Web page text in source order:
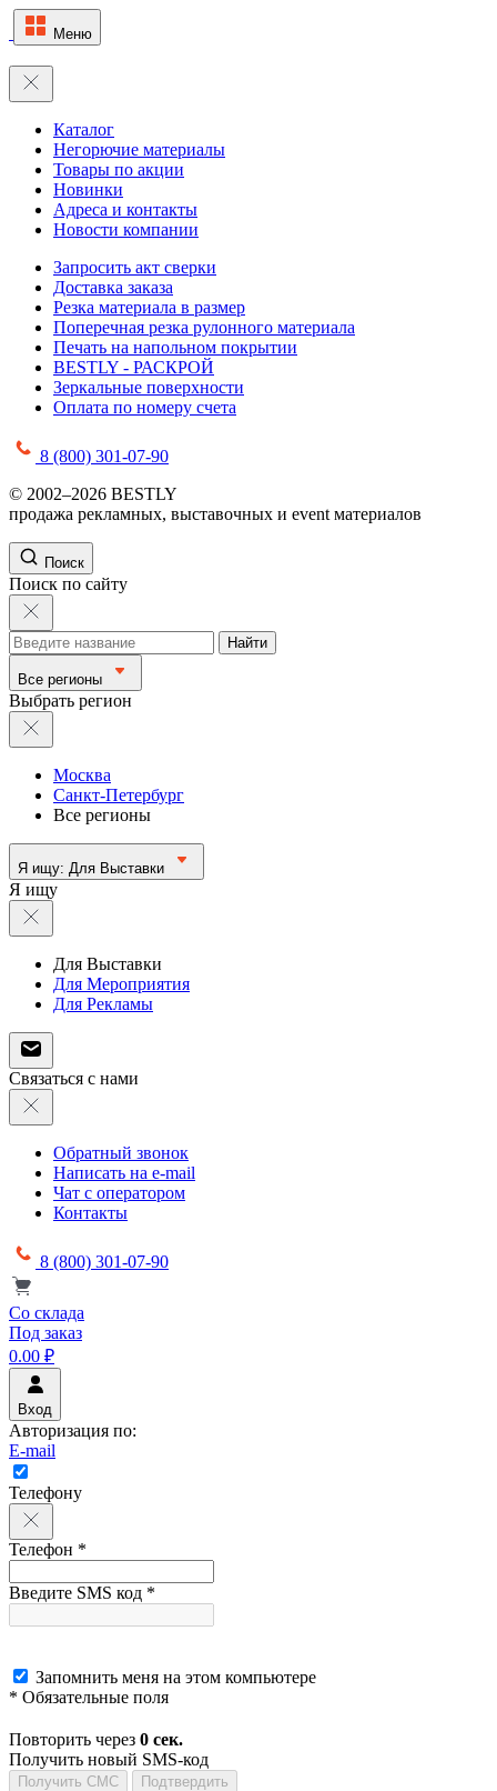
Меню
Каталог
Негорючие материалы
Товары по акции
Новинки
Адреса и контакты
Новости компании
Запросить акт сверки
Доставка заказа
Резка материала в размер
Поперечная резка рулонного материала
Печать на напольном покрытии
BESTLY - РАСКРОЙ
Зеркальные поверхности
Оплата по номеру счета
8 (800) 301-07-90
© 2002–2026 BESTLY
продажа рекламных, выставочных и event материалов
Поиск
Поиск по сайту
Найти
Все регионы
Выбрать регион
Москва
Санкт-Петербург
Все регионы
Я ищу: Для Выставки
Я ищу
Для Выставки
Для Мероприятия
Для Рекламы
Связаться с нами
Обратный звонок
Написать на e-mail
Чат с оператором
Контакты
8 (800) 301-07-90
Со склада
Под заказ
0.00 ₽
Вход
Авторизация по:
E-mail
Телефону
Телефон *
Введите SMS код *
Запомнить меня на этом компьютере
* Обязательные поля
Повторить через 0 сек.
Получить новый SMS-код
Получить СМС Подтвердить